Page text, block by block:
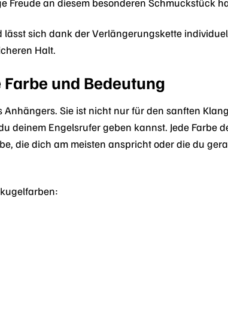
sich dank der Verlängerungskette
Halt.
und Bedeutung
Sie ist nicht nur für den sanften Klang
deinem Engelsrufer geben kannst. Jede Farbe
die dich am meisten anspricht oder die du